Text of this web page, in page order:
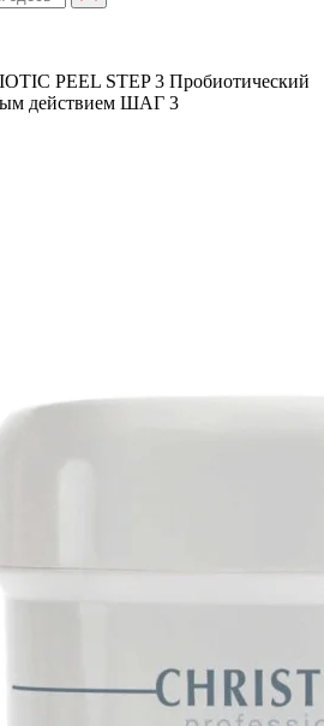
PEEL STEP 3 Пробиотический
действием ШАГ 3